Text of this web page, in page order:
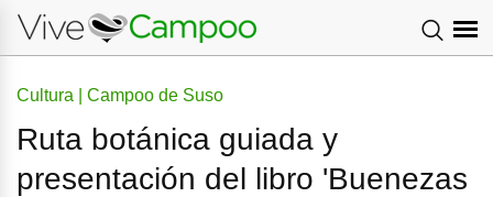
Cultura | Campoo de Suso
Ruta botánica guiada y
presentación del libro 'Buenezas